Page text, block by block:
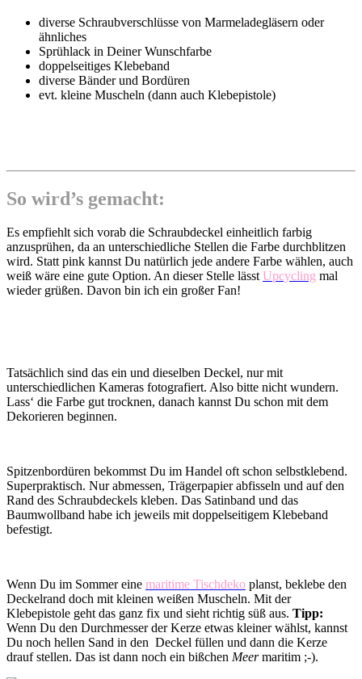
diverse Schraubverschlüsse von Marmeladegläsern oder
ähnliches
Sprühlack in Deiner Wunschfarbe
doppelseitiges Klebeband
diverse Bänder und Bordüren
evt. kleine Muscheln (dann auch Klebepistole)
So wird’s gemacht:
Es empfiehlt sich vorab die Schraubdeckel einheitlich farbig
anzusprühen, da an unterschiedliche Stellen die Farbe durchblitzen
wird. Statt pink kannst Du natürlich jede andere Farbe wählen, auch
weiß wäre eine gute Option. An dieser Stelle lässtUpcycling mal
wieder grüßen. Davon bin ich ein großer Fan!
Tatsächlich sind das ein und dieselben Deckel, nur mit
unterschiedlichen Kameras fotografiert. Also bitte nicht wundern.
Lass‘ die Farbe gut trocknen, danach kannst Du schon mit dem
Dekorieren beginnen.
Spitzenbordüren bekommst Du im Handel oft schon selbstklebend.
Superpraktisch. Nur abmessen, Trägerpapier abfisseln und auf den
Rand des Schraubdeckels kleben. Das Satinband und das
Baumwollband habe ich jeweils mit doppelseitigem Klebeband
befestigt.
Wenn Du im Sommer eine maritime Tischdeko planst, beklebe den
Deckelrand doch mit kleinen weißen Muscheln. Mit der
Klebepistole geht das ganz fix und sieht richtig süß aus. Tipp:
Wenn Du den Durchmesser der Kerze etwas kleiner wählst, kannst
Du noch hellen Sand in den Deckel füllen und dann die Kerze
drauf stellen. Das ist dann noch ein bißchen Meermaritim ;-).